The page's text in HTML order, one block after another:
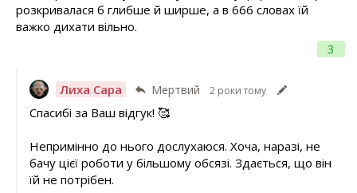
3
розкривалася б глибше й ширше, а в 666 словах їй
важко дихати вільно.
Лиха Сара Мертвий 2 роки тому
Спасибі за Ваш відгук! 🥰
Непримінно до нього дослухаюся. Хоча, наразі, не
бачу цієї роботи у більшому обсязі. Здається, що він
їй не потрібен.